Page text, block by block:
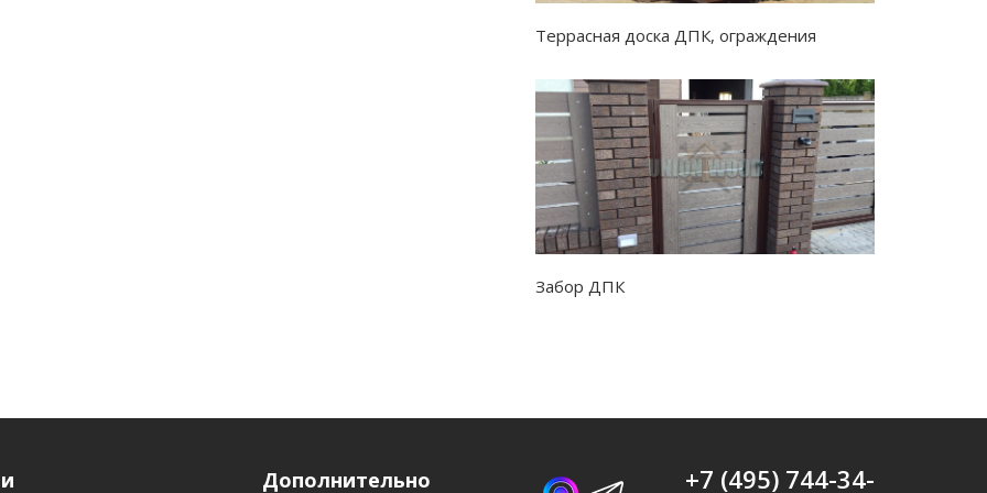
Террасная доска ДПК, ограждения
Забор ДПК
Дополнительно
+7 (495) 744-34-